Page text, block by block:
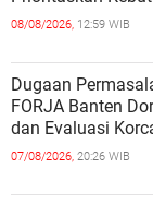
Belum Saat nya
08/08/2026, 12:59 WIB
Dugaan
FORJA Banten
dan Evaluasi
07/08/2026, 20:26 WIB